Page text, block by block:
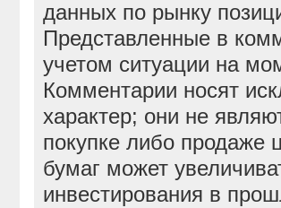
данных по рынку
Представленные в
учетом ситуации на
Комментарии носят
характер; они не
покупке либо продаже
бумаг может
инвестирования в